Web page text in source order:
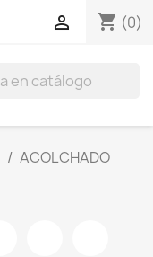
shopping_cart (0)

ACOLCHADO